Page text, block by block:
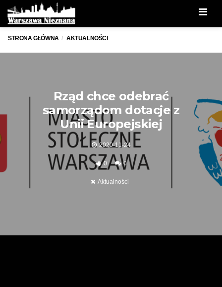
STRONA GŁÓWNA AKTUALNOŚCI
Rząd chce odebrać
samorządom dotacje z
Unii Europejskiej
2020-11-24
0 0
Aktualności